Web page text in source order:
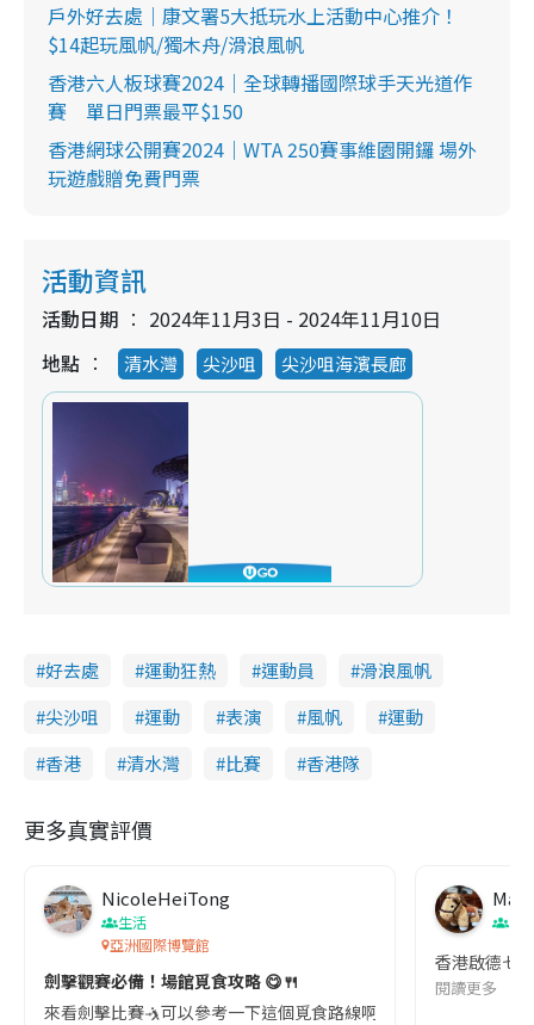
戶外好去處｜康文署5大抵玩水上活動中心推介！
$14起玩風帆/獨木舟/滑浪風帆
香港六人板球賽2024｜全球轉播國際球手天光道作
賽 單日門票最平$150
香港網球公開賽2024｜WTA 250賽事維園開鑼 場外
玩遊戲贈免費門票
活動資訊
活動日期
2024年11月3日 - 2024年11月10日
地點
清水灣 尖沙咀 尖沙咀海濱長廊
好去處 運動狂熱 運動員
滑浪風帆
尖沙咀
運動 表演 風帆
運動
香港
清水灣 比賽 香港隊
更多真實評價
NicoleHeiTong
生活
亞洲國際博覽館
劍擊觀賽必備！場館覓食攻略 😋🍴
來看劍擊比賽🤺可以參考一下這個覓食路線啊! ———————— ｢嘉里
香港啟德七
閱讀更多